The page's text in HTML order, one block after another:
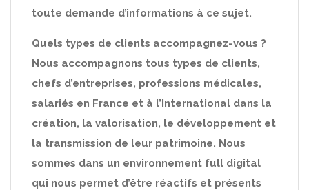
toute demande d’informations à ce sujet.
Quels types de clients accompagnez-vous ?
Nous accompagnons tous types de clients,
chefs d’entreprises, professions médicales,
salariés en France et à l’International dans la
création, la valorisation, le développement et
la transmission de leur patrimoine. Nous
sommes dans un environnement full digital
qui nous permet d’être réactifs et présents